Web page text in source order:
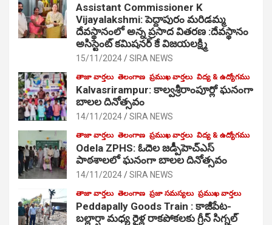
Assistant Commissioner K
Vijayalakshmi: పెద్దాపురం మరిడమ్మ
దేవస్థానంలో అన్న ప్రసాద వితరణ :దేవస్థానం
అసిస్టెంట్ కమిషనర్ కే విజయలక్ష్మి
15/11/2024 SIRA NEWS
తాజా వార్తలు తెలంగాణ ప్రముఖ వార్తలు విద్య & ఉద్యోగము
Kalvasrirampur: కాల్వశ్రీరాంపూర్లో ఘనంగా
బాలల దినోత్సవం
14/11/2024 SIRA NEWS
తాజా వార్తలు తెలంగాణ ప్రముఖ వార్తలు విద్య & ఉద్యోగము
Odela ZPHS: ఓదెల జ‌డ్పీహెచ్ఎస్
పాఠ‌శాల‌లో ఘనంగా బాలల దినోత్సవం
14/11/2024 SIRA NEWS
తాజా వార్తలు తెలంగాణ ప్రజా సమస్యలు ప్రముఖ వార్తలు
Peddapally Goods Train : కాజీపేట-
బల్లార్షా మధ్య రైళ్ల రాకపోకలకు గ్రీన్ సిగ్నల్